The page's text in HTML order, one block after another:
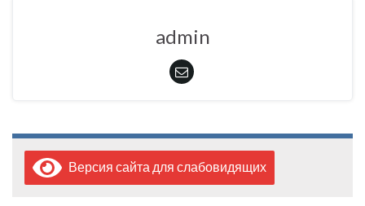
admin
Версия сайта для слабовидящих